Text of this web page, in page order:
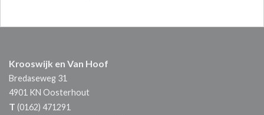
Krooswijk en Van Hoof
Bredaseweg 31
4901 KN Oosterhout
T (0162) 471291